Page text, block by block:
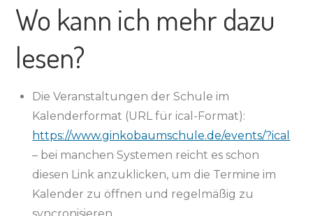
Wo kann ich mehr dazu
lesen?
Die Veranstaltungen der Schule im
Kalenderformat (URL für ical-Format):
https://www.ginkobaumschule.de/events/?ical
– bei manchen Systemen reicht es schon
diesen Link anzuklicken, um die Termine im
Kalender zu öffnen und regelmäßig zu